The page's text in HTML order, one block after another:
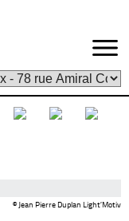
© Jean Pierre Duplan Light’Motiv